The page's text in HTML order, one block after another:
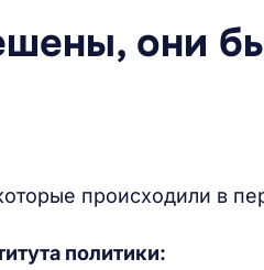
они
происходили в
политики: